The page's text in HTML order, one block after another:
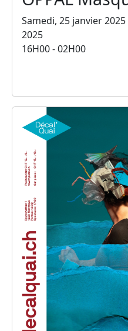
Samedi, 25 janvier
2025
16H00 - 02H00